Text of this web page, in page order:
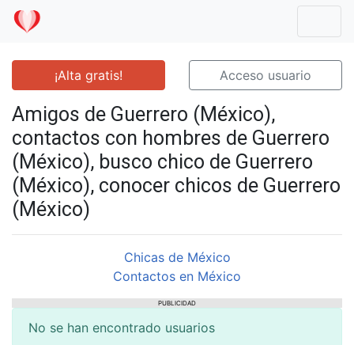
¡Alta gratis! Acceso usuario
Amigos de Guerrero (México),
contactos con hombres de Guerrero
(México), busco chico de Guerrero
(México), conocer chicos de Guerrero
(México)
Chicas de México
Contactos en México
PUBLICIDAD
No se han encontrado usuarios